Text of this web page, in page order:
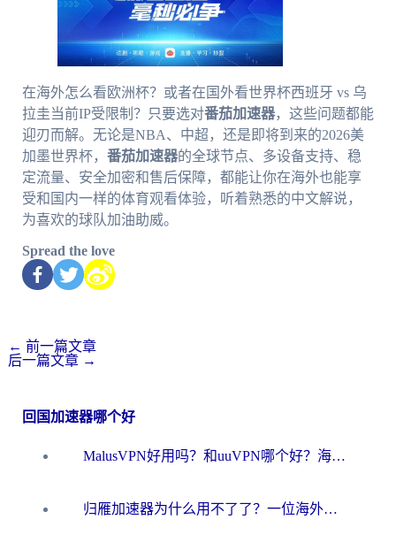
在海外怎么看欧洲杯？或者在国外看世界杯西班牙 vs 乌
拉圭当前IP受限制？只要选对番茄加速器，这些问题都能
迎刃而解。无论是NBA、中超，还是即将到来的2026美
加墨世界杯， 番茄加速器的全球节点、多设备支持、稳
定流量、安全加密和售后保障，都能让你在海外也能享
受和国内一样的体育观看体验，听着熟悉的中文解说，
为喜欢的球队加油助威。
Spread the love
← 前一篇文章
后一篇文章 →
回国加速器哪个好
MalusVPN好用吗？和uuVPN哪个好？海外党无缝访问国内资源的真实对比与选择指南
归雁加速器为什么用不了了？一位海外游子的真实困惑与技术解答